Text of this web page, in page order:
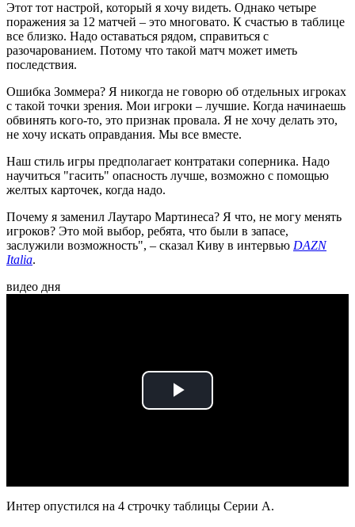
Этот тот настрой, который я хочу видеть. Однако четыре
поражения за 12 матчей – это многовато. К счастью в таблице
все близко. Надо оставаться рядом, справиться с
разочарованием. Потому что такой матч может иметь
последствия.
Ошибка Зоммера? Я никогда не говорю об отдельных игроках
с такой точки зрения. Мои игроки – лучшие. Когда начинаешь
обвинять кого-то, это признак провала. Я не хочу делать это,
не хочу искать оправдания. Мы все вместе.
Наш стиль игры предполагает контратаки соперника. Надо
научиться "гасить" опасность лучше, возможно с помощью
желтых карточек, когда надо.
Почему я заменил Лаутаро Мартинеса? Я что, не могу менять
игроков? Это мой выбор, ребята, что были в запасе,
заслужили возможность", – сказал Киву в интервью DAZN
Italia.
видео дня
Play
Интер опустился на 4 строчку таблицы Серии А.